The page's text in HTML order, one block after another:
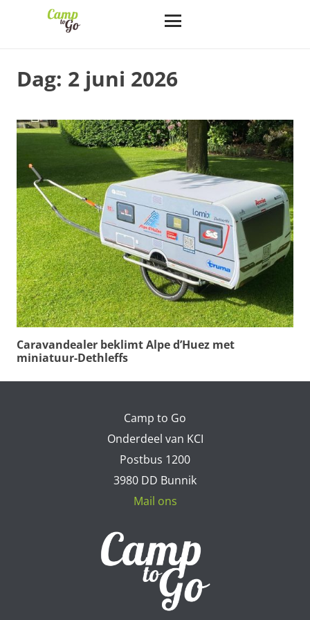
Dag: 2 juni 2026
Caravandealer beklimt Alpe d’Huez met
miniatuur-Dethleffs
Camp to Go
Onderdeel van KCI
Postbus 1200
3980 DD Bunnik
Mail ons